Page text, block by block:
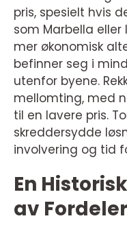
pris, spesielt hvis
som Marbella
mer økonomisk
befinner seg i
utenfor byene.
mellomting, med
til en lavere pris.
skreddersydde
involvering og tid
En
av